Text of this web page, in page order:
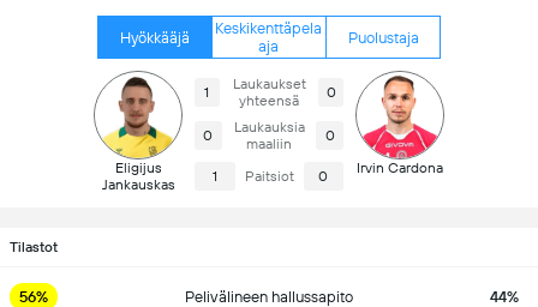
Hyökkääjä
Keskikenttäpela
aja
Puolustaja
Eligijus
Jankauskas
1
Laukaukset
yhteensä
0
0
Laukauksia
maaliin
0
1 Paitsiot 0 Irvin Cardona
Tilastot
56% Pelivälineen hallussapito 44%